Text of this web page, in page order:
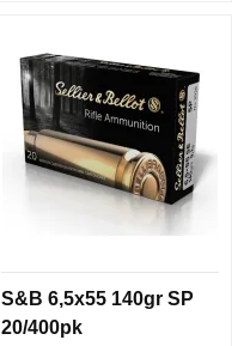
S&B 6,5x55 140gr SP
20/400pk